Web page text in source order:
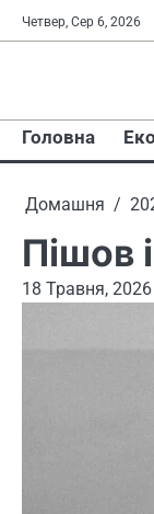
Перейти
до
Четвер, Сер 6, 2026
Головна
Домашня
Пішов
18 Травня, 2026